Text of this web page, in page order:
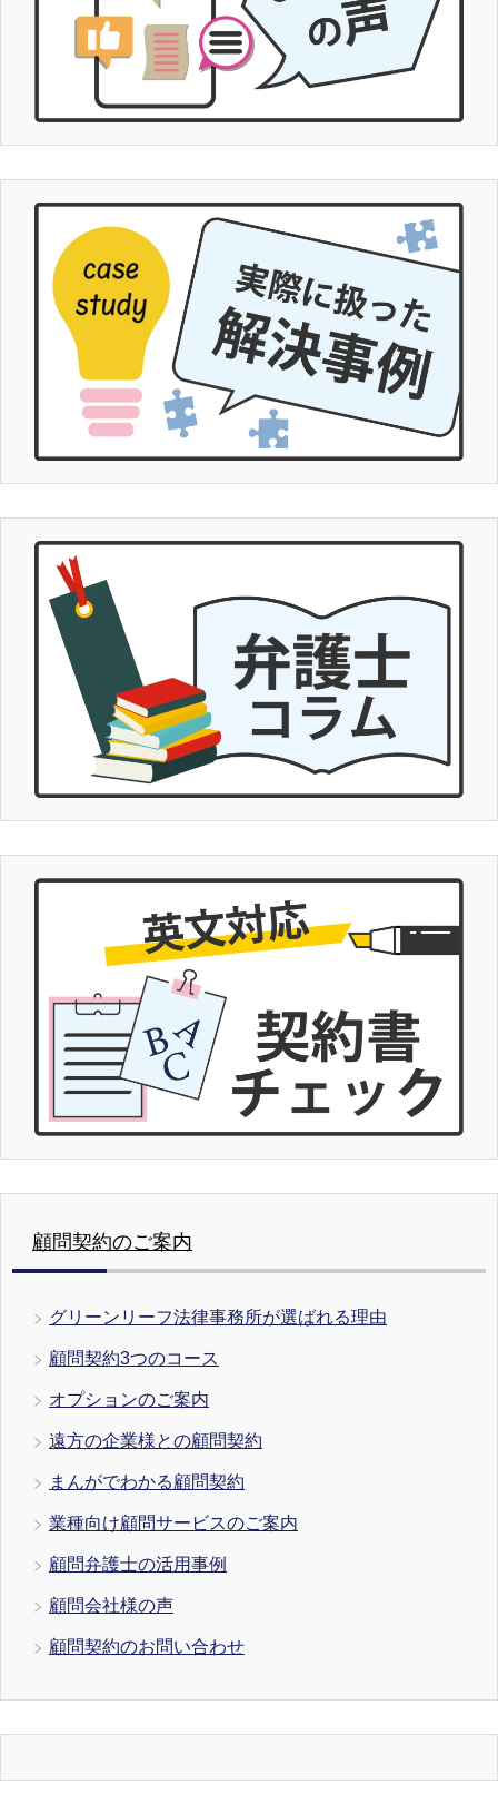
顧問契約のご案内
グリーンリーフ法律事務所が選ばれる理由
顧問契約3つのコース
オプションのご案内
遠方の企業様との顧問契約
まんがでわかる顧問契約
業種向け顧問サービスのご案内
顧問弁護士の活用事例
顧問会社様の声
顧問契約のお問い合わせ